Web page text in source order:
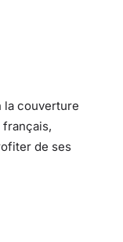
la couverture
de ses